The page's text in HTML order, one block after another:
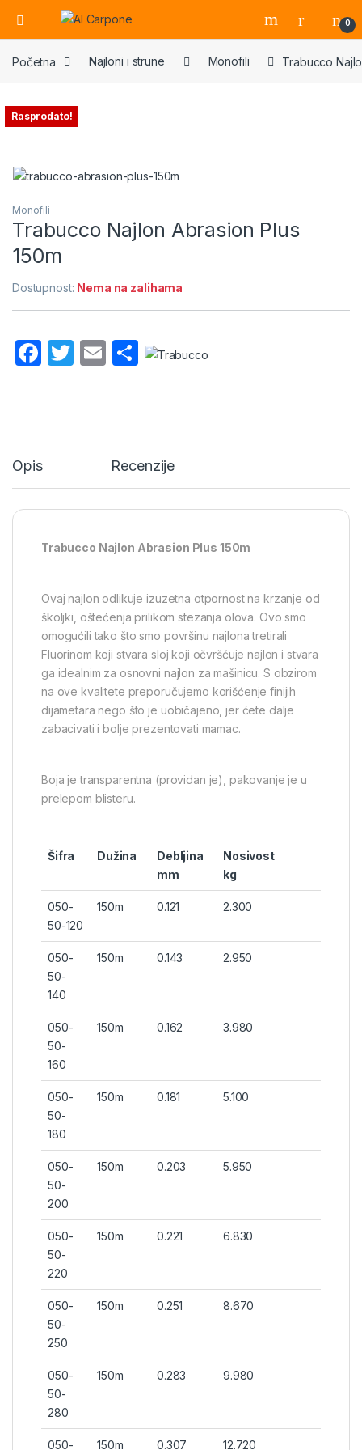
Open 0
Početna Najloni i strune Monofili Trabucco
Rasprodato!
Monofili
Trabucco Najlon Abrasion Plus
150m
Dostupnost: Nema na zalihama
F
b
o
o
T
E
S
Opis Recenzije
Trabucco Najlon Abrasion Plus 150m
Ovaj najlon odlikuje izuzetna otpornost na krzanje od
školjki, oštećenja prilikom stezanja olova. Ovo smo
omogućili tako što smo površinu najlona tretirali
Fluorinom koji stvara sloj koji očvršćuje najlon i stvara
ga idealnim za osnovni najlon za mašinicu. S obzirom
na ove kvalitete preporučujemo korišćenje finijih
dijametara nego što je uobičajeno, jer ćete dalje
zabacivati i bolje prezentovati mamac.
Boja je transparentna (providan je), pakovanje je u
prelepom blisteru.
Šifra Dužina
Debljina
mm
Nosivost
kg
050-
50-120
150m 0.121 2.300
050-
50-
140
150m 0.143 2.950
050-
50-
160
150m 0.162 3.980
050-
50-
180
150m 0.181 5.100
050-
50-
200
150m 0.203 5.950
050-
50-
220
150m 0.221 6.830
050-
50-
250
150m 0.251 8.670
050-
50-
280
150m 0.283 9.980
050- 150m 0.307 12.720